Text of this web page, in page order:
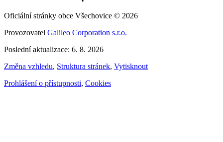
Oficiální stránky obce Všechovice © 2026
Provozovatel Galileo Corporation s.r.o.
Poslední aktualizace: 6. 8. 2026
Změna vzhledu, Struktura stránek, Vytisknout
Prohlášení o přístupnosti, Cookies